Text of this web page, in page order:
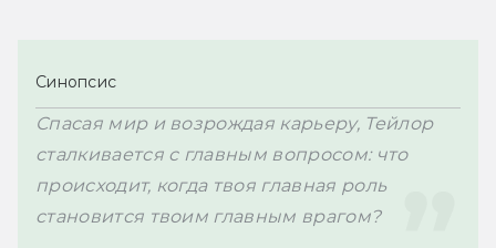
Синопсис
Спасая мир и возрождая карьеру, Тейлор
сталкивается с главным вопросом: что
происходит, когда твоя главная роль
становится твоим главным врагом?